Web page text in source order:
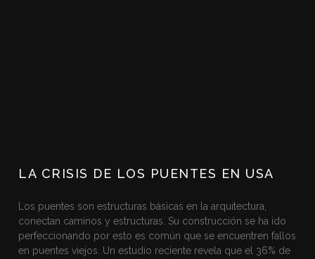
LA CRISIS DE LOS PUENTES EN USA
Los puentes son estructuras básicas en la arquitectura,
conectan caminos y estructuras. Su construcción se ha ido
perfeccionando por esto es común que se encuentren fallos
en puentes viejos. Un estudio reciente revela que el 36% de